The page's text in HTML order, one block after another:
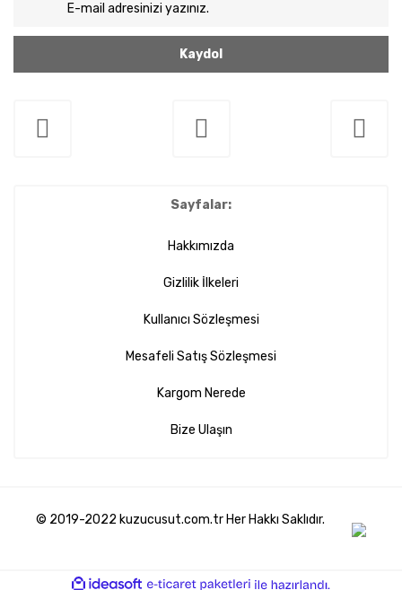
Kaydol
Sayfalar:
Hakkımızda
Gizlilik İlkeleri
Kullanıcı Sözleşmesi
Mesafeli Satış Sözleşmesi
Kargom Nerede
Bize Ulaşın
© 2019-2022 kuzucusut.com.tr Her Hakkı Saklıdır.
ideasoft e-